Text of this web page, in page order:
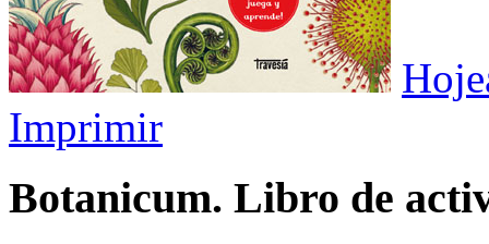
Imprimir
Botanicum. Libro de